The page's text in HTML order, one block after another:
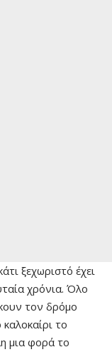
ξεχωριστό έχει
χρόνια. Όλο
τον δρόμο
το
μια φορά το